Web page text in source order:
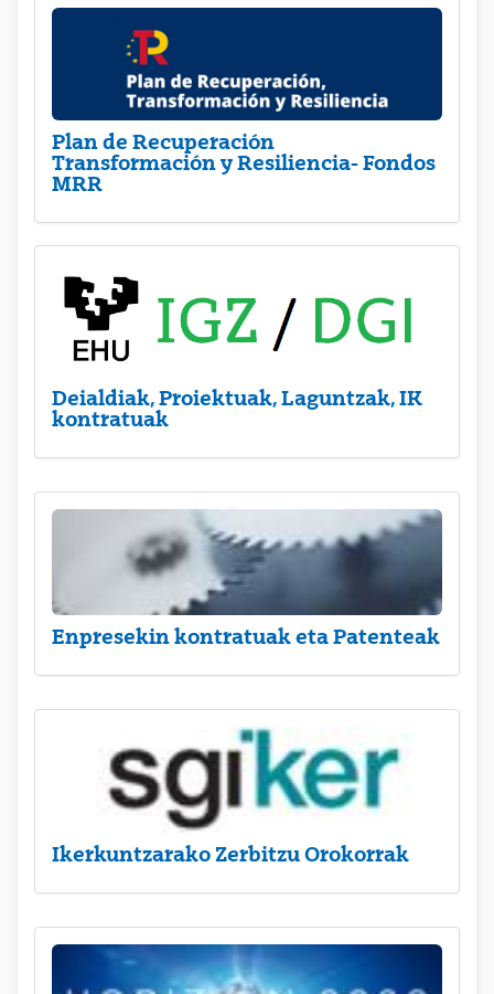
Plan de Recuperación
Transformación y Resiliencia- Fondos
MRR
Deialdiak, Proiektuak, Laguntzak, IK
kontratuak
Enpresekin kontratuak eta Patenteak
Ikerkuntzarako Zerbitzu Orokorrak